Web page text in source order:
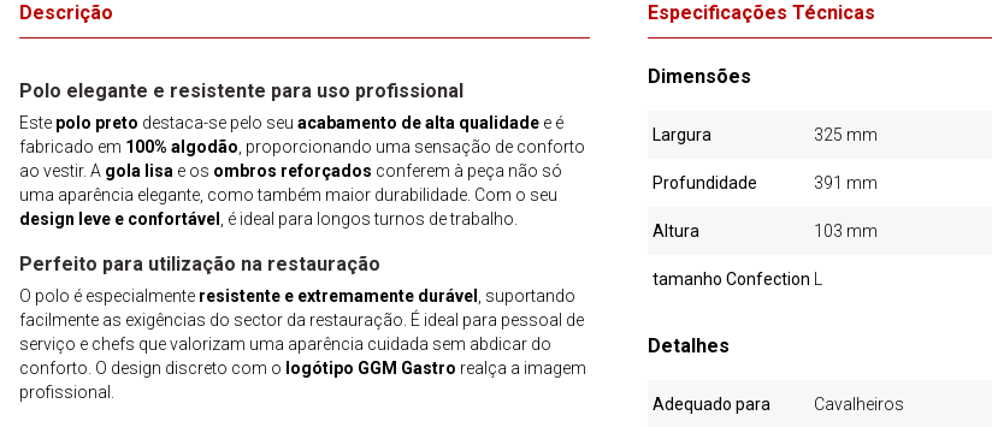
Descrição
Polo elegante e resistente para uso profissional
Este polo preto destaca-se pelo seu acabamento de alta qualidade e é
fabricado em 100% algodão , proporcionando uma sensação de conforto
ao vestir. A gola lisa e os ombros reforçados conferem à peça não só
uma aparência elegante, como também maior durabilidade. Com o seu
design leve e confortável
, é ideal para longos turnos de trabalho.
Perfeito para utilização na restauração
O polo é especialmente resistente e extremamente durável
, suportando
facilmente as exigências do sector da restauração. É ideal para pessoal de
serviço e chefs que valorizam uma aparência cuidada sem abdicar do
conforto. O design discreto com o logótipo GGM Gastro realça a imagem
profissional.
Especificações Técnicas
Dimensões
Largura 325 mm
Profundidade 391 mm
Altura 103 mm
tamanho Confection
Detalhes
Adequado para Cavalheiros